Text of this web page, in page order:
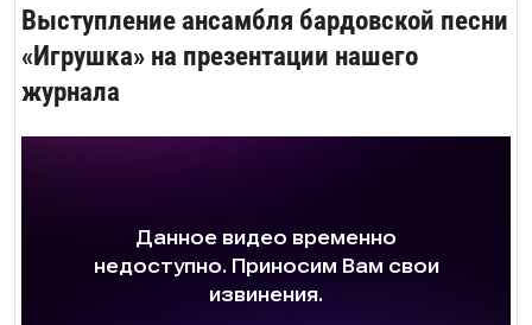
Выступление ансамбля бардовской песни
«Игрушка» на презентации нашего
журнала